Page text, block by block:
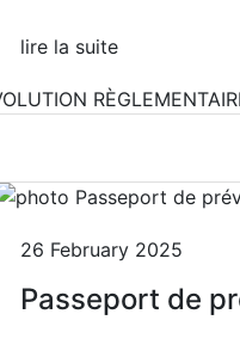
lire la suite
26 February 2025
Passeport de